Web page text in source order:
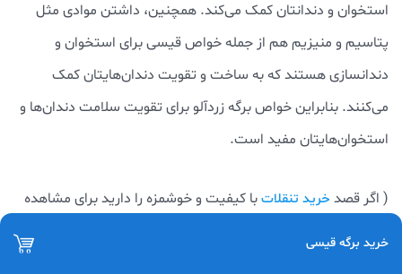
استخوان و دندانتان کمک می‌کند. همچنین، داشتن موادی مثل
پتاسیم و منیزیم هم از جمله خواص قیسی برای استخوان و
دندانسازی هستند که به ساخت و تقویت دندان‌هایتان کمک
می‌کنند. بنابراین خواص برگه زردآلو برای تقویت سلامت دندان‌ها و
استخوان‌هایتان مفید است.
( اگر قصد خرید تنقلاتبا کیفیت و خوشمزه را دارید برای مشاهده
قیمت کره بادام هندی
به فروشگاه آنلاین آجیل چی
خرید برگه قیسی